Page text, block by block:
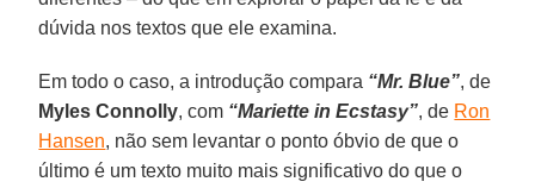
dúvida nos textos que ele examina.
Em todo o caso, a introdução compara “Mr. Blue”, de
Myles Connolly, com “Mariette in Ecstasy”, de Ron
Hansen, não sem levantar o ponto óbvio de que o
último é um texto muito mais significativo do que o